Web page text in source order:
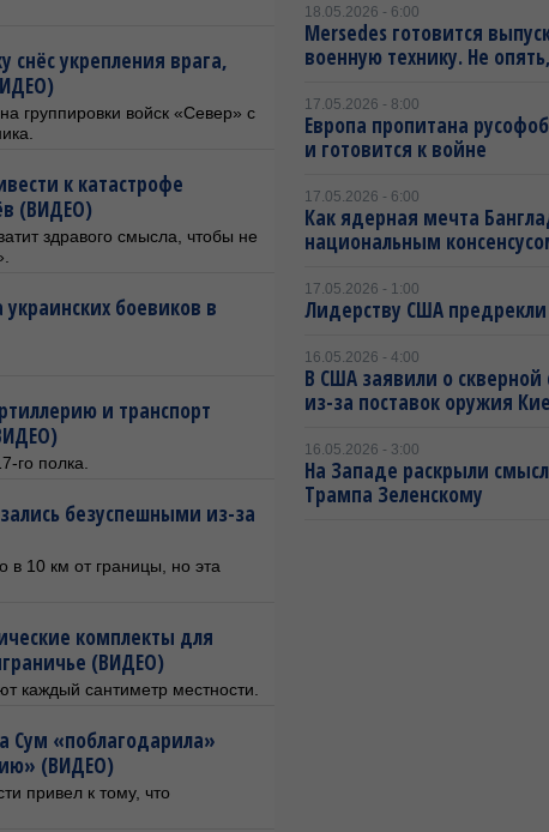
укрепления врага,
группировки войск «Север» с
к катастрофе
(ВИДЕО)
здравого смысла, чтобы не
боевиков в
и транспорт
го полка.
безуспешными из-за
в 10 км от границы, но эта
комплекты для
(ВИДЕО)
каждый сантиметр местности.
Сум «поблагодарила»
(ВИДЕО)
привел к тому, что
18.05.2026 - 6:00
Mersedes готовится
военную технику. Не
17.05.2026 - 8:00
Европа пропитана
и готовится к войне
17.05.2026 - 6:00
Как ядерная мечта
национальным
17.05.2026 - 1:00
Лидерству США
16.05.2026 - 4:00
В США заявили о скверной
из-за поставок оружия
16.05.2026 - 3:00
На Западе раскрыли
Трампа Зеленскому